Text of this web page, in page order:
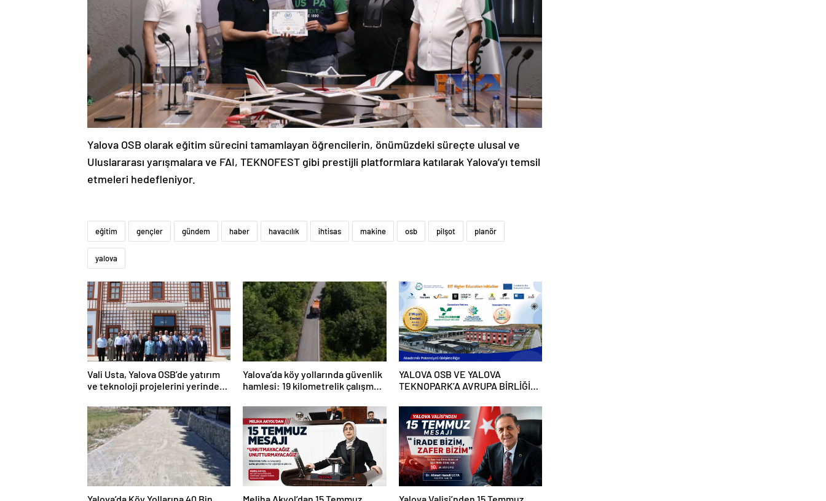
Yalova OSB olarak eğitim sürecini tamamlayan öğrencilerin, önümüzdeki süreçte ulusal ve
Uluslararası yarışmalara ve FAI, TEKNOFEST gibi prestijli platformlara katılarak Yalova’yı temsil
etmeleri hedefleniyor.
eğitim gençler gündem haber havacılık ihtisas makine osb pilşot planör
yalova
Vali Usta, Yalova OSB’de yatırım
ve teknoloji projelerini yerinde
Yalova’da köy yollarında güvenlik
hamlesi: 19 kilometrelik çalışma
YALOVA OSB VE YALOVA
TEKNOPARK’A AVRUPA BİRLİĞİ